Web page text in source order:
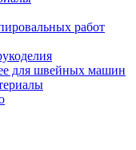
работ
для швейных машин